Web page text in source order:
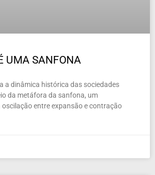
UMA SANFONA
a dinâmica histórica das sociedades
da metáfora da sanfona, um
entre expansão e contração